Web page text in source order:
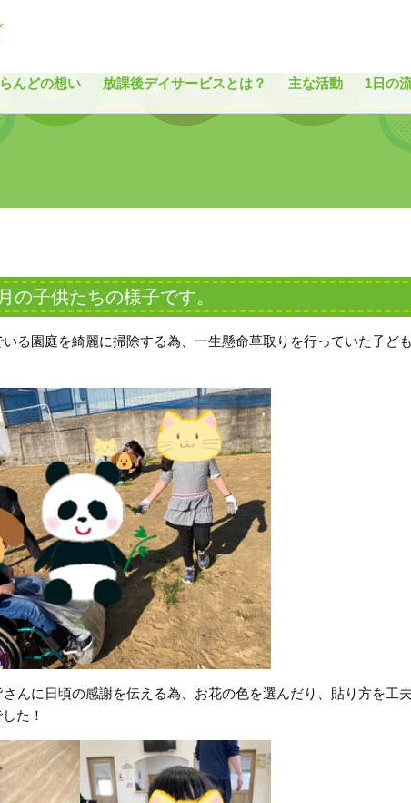
んどの想い 放課後デイサービスとは？ 主な活動 1日の
の子供たちの様子です。
る園庭を綺麗に掃除する為、一生懸命草取りを行っていた子ど
んに日頃の感謝を伝える為、お花の色を選んだり、貼り方を工
た！